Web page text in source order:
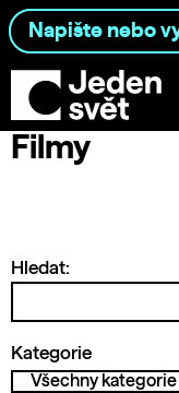
Filmy
Hledat:
Kategorie